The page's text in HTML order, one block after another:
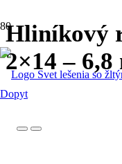
Dopyt
Hliníkový
2×14 – 6,8